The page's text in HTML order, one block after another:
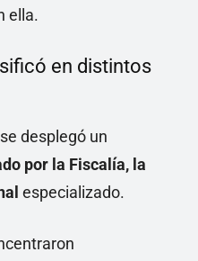
ella.
en distintos
desplegó un
por la Fiscalía, la
especializado.